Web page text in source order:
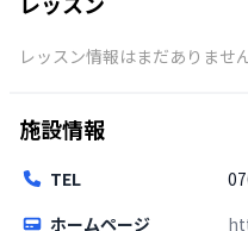
レッスン情報はまだありませ
施設情報
TEL
ホームページ